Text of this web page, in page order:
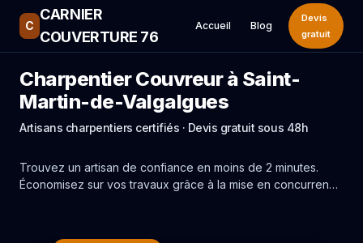
C
CARNIER
COUVERTURE 76
Accueil Blog
Devis
gratuit
Charpentier Couvreur à Saint-
Martin-de-Valgalgues
Artisans charpentiers certifiés · Devis gratuit sous 48h
Trouvez un artisan de confiance en moins de 2 minutes.
Économisez sur vos travaux grâce à la mise en concurrence